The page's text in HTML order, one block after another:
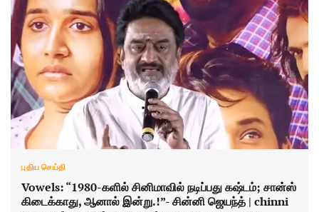
புதிய செய்தி
Vowels: “1980-களில் சினிமாவில் நடிப்பது கஷ்டம்; சான்ஸ்
கிடைக்காது, ஆனால் இன்று.!”- சின்னி ஜெயந்த் | chinni